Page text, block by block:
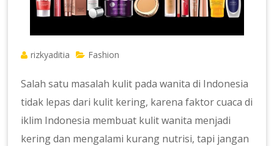
rizkyaditia Fashion
Salah satu masalah kulit pada wanita di Indonesia
tidak lepas dari kulit kering, karena faktor cuaca di
iklim Indonesia membuat kulit wanita menjadi
kering dan mengalami kurang nutrisi, tapi jangan